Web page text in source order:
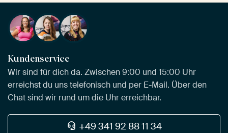
Kundenservice
Wir sind für dich da. Zwischen 9:00 und 15:00 Uhr
erreichst du uns telefonisch und per E-Mail. Über den
Chat sind wir rund um die Uhr erreichbar.
+49 341 92 88 11 34